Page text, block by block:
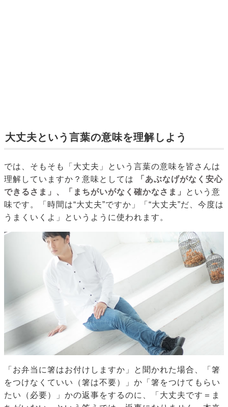
大丈夫という言葉の意味を理解しよう
では、そもそも「大丈夫」という言葉の意味を皆さんは
理解していますか？意味としては
「あぶなげがなく安心
できるさま」、「まちがいがなく確かなさま」
という意
味です。「時間は“大丈夫”ですか」「“大丈夫”だ、今度は
うまくいくよ」というように使われます。
「お弁当に箸はお付けしますか」と聞かれた場合、「箸
をつけなくていい（箸は不要）」か「箸をつけてもらい
たい（必要）」かの返事をするのに、「大丈夫です＝ま